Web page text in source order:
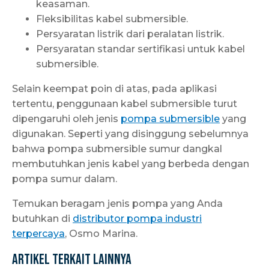
keasaman.
Fleksibilitas kabel submersible.
Persyaratan listrik dari peralatan listrik.
Persyaratan standar sertifikasi untuk kabel
submersible.
Selain keempat poin di atas, pada aplikasi
tertentu, penggunaan kabel submersible turut
dipengaruhi oleh jenis pompa submersible yang
digunakan. Seperti yang disinggung sebelumnya
bahwa pompa submersible sumur dangkal
membutuhkan jenis kabel yang berbeda dengan
pompa sumur dalam.
Temukan beragam jenis pompa yang Anda
butuhkan di distributor pompa industri
terpercaya, Osmo Marina.
Artikel Terkait Lainnya